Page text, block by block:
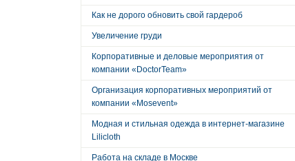
Как не дорого обновить свой гардероб
Увеличение груди
Корпоративные и деловые мероприятия от
компании «DoctorTeam»
Организация корпоративных мероприятий от
компании «Mosevent»
Модная и стильная одежда в интернет-магазине
Lilicloth
Работа на складе в Москве